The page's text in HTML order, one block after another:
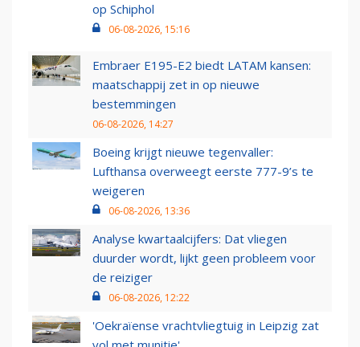
op Schiphol
06-08-2026, 15:16
Embraer E195-E2 biedt LATAM kansen:
maatschappij zet in op nieuwe
bestemmingen
06-08-2026, 14:27
Boeing krijgt nieuwe tegenvaller:
Lufthansa overweegt eerste 777-9’s te
weigeren
06-08-2026, 13:36
Analyse kwartaalcijfers: Dat vliegen
duurder wordt, lijkt geen probleem voor
de reiziger
06-08-2026, 12:22
'Oekraïense vrachtvliegtuig in Leipzig zat